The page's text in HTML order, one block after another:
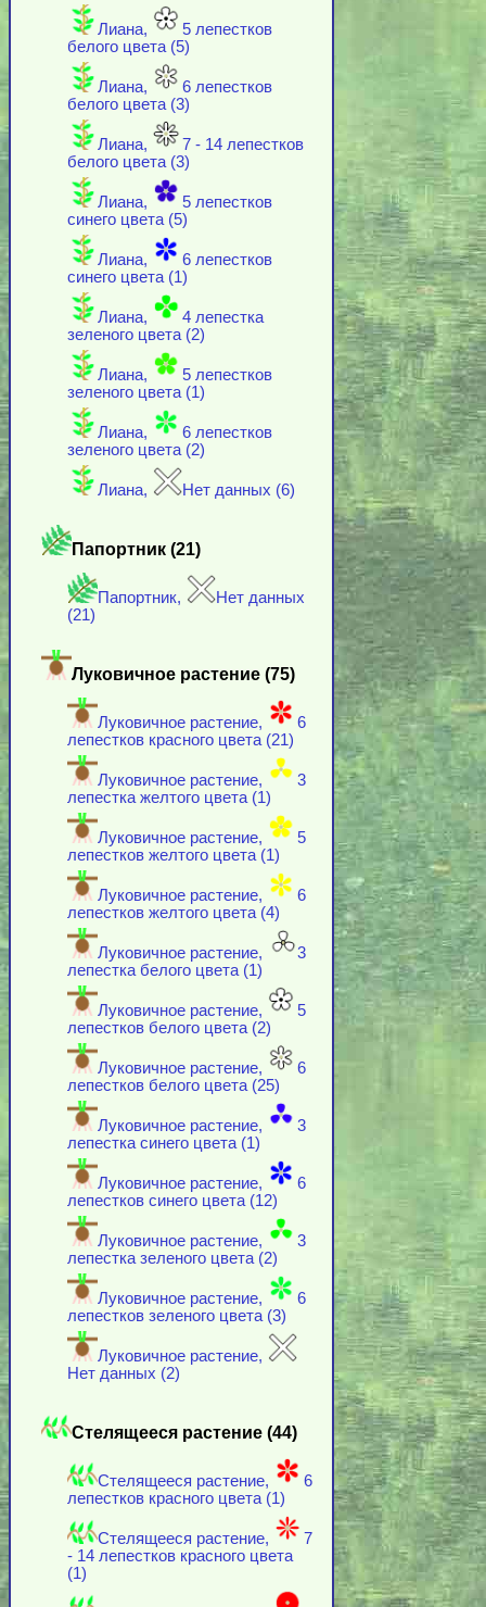
Лиана,
5 лепестков
белого цвета (5)
Лиана,
6 лепестков
белого цвета (3)
Лиана,
7 - 14 лепестков
белого цвета (3)
Лиана,
5 лепестков
синего цвета (5)
Лиана,
6 лепестков
синего цвета (1)
Лиана,
4 лепестка
зеленого цвета (2)
Лиана,
5 лепестков
зеленого цвета (1)
Лиана,
6 лепестков
зеленого цвета (2)
Лиана, Нет данных (6)
Папортник (21)
Папортник,
Нет данных
(21)
Луковичное растение (75)
Луковичное растение,
6
лепестков красного цвета (21)
Луковичное растение,
3
лепестка желтого цвета (1)
Луковичное растение,
5
лепестков желтого цвета (1)
Луковичное растение,
6
лепестков желтого цвета (4)
Луковичное растение,
3
лепестка белого цвета (1)
Луковичное растение,
5
лепестков белого цвета (2)
Луковичное растение,
6
лепестков белого цвета (25)
Луковичное растение,
3
лепестка синего цвета (1)
Луковичное растение,
6
лепестков синего цвета (12)
Луковичное растение,
3
лепестка зеленого цвета (2)
Луковичное растение,
6
лепестков зеленого цвета (3)
Луковичное растение,
Нет данных (2)
Стелящееся растение (44)
Стелящееся растение,
6
лепестков красного цвета (1)
Стелящееся растение,
7
- 14 лепестков красного цвета
(1)